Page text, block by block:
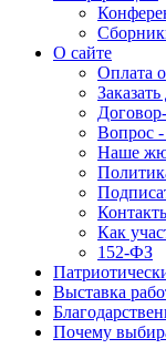
О сайте
Оплата
Вопрос -
Наше
Как
152-ФЗ
Выставка
Почему